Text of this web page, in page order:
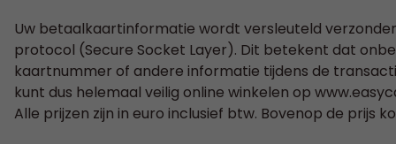
Uw betaalkaartinformatie wordt versleuteld
protocol (Secure Socket Layer). Dit betekent dat
kaartnummer of andere informatie tijdens de
kunt dus helemaal veilig online winkelen op
Alle prijzen zijn in euro inclusief btw. Bovenop de prijs